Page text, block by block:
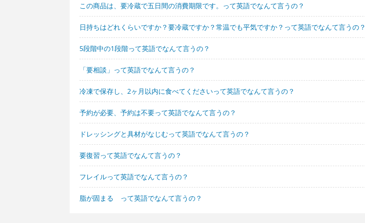
この商品は、要冷蔵で五日間の消費期限です。って英語でなんて言うの？
日持ちはどれくらいですか？要冷蔵ですか？常温でも平気ですか？って英語でなんて言うの？
5段階中の1段階って英語でなんて言うの？
「要相談」って英語でなんて言うの？
冷凍で保存し、2ヶ月以内に食べてくださいって英語でなんて言うの？
予約が必要、予約は不要って英語でなんて言うの？
ドレッシングと具材がなじむって英語でなんて言うの？
要復習って英語でなんて言うの？
フレイルって英語でなんて言うの？
脂が固まる って英語でなんて言うの？